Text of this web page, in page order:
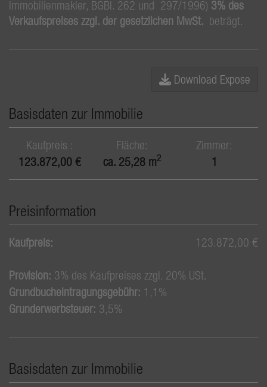
Immobilienmakler, BGBl. 262 und 297/1996) 3% des
Verkaufspreises zzgl. der gesetzlichen MwSt. beträgt.
Download Expose
Basisdaten zur Immobilie
Kaufpreis
123.872,00 €
Fläche
ca. 25,28 m2
Zimmer
1
Preisinformation
Kaufpreis: 123.872,00 €
Provision: 3% des Kaufpreises zzgl. 20% USt.
Grundbucheintragungsgebühr: 1,1%
Grunderwerbsteuer: 3,5%
Basisdaten zur Immobilie